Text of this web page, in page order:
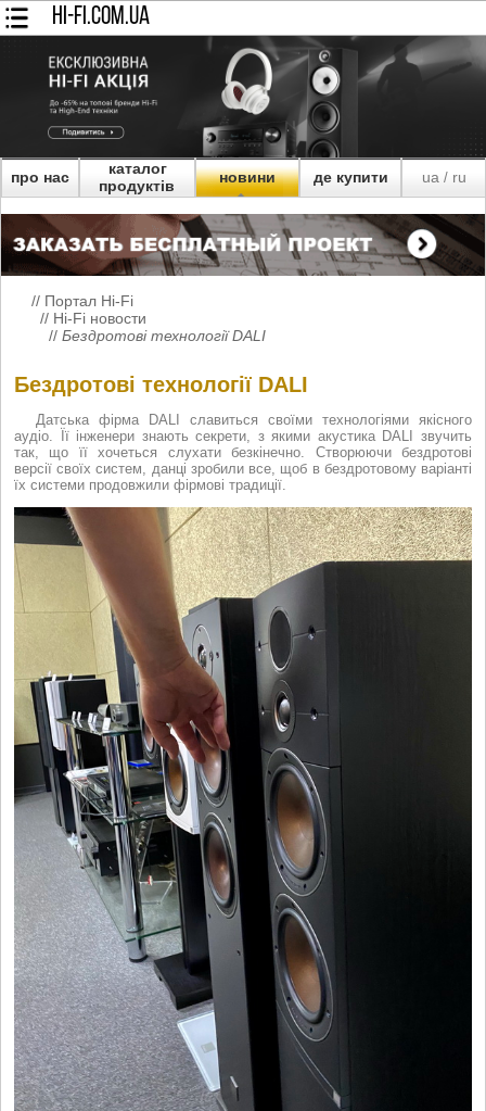
HI-FI.COM.UA
про нас
каталог
продуктів
новини де купити ua/ ru
// Портал Hi-Fi
// Hi-Fi новости
// Бездротові технології DALI
Бездротові технології DALI
Датська фірма DALI славиться своїми технологіями якісного
аудіо. Її інженери знають секрети, з якими акустика DALI звучить
так, що її хочеться слухати безкінечно. Створюючи бездротові
версії своїх систем, данці зробили все, щоб в бездротовому варіанті
їх системи продовжили фірмові традиції.